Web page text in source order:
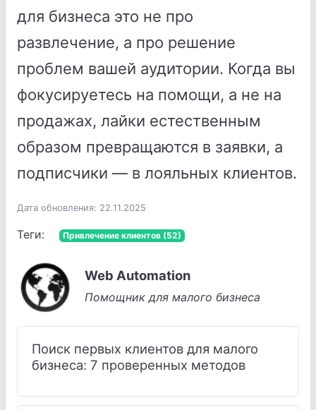
для бизнеса это не про
развлечение, а про решение
проблем вашей аудитории. Когда вы
фокусируетесь на помощи, а не на
продажах, лайки естественным
образом превращаются в заявки, а
подписчики — в лояльных клиентов.
Дата обновления: 22.11.2025
Теги: Привлечение клиентов (52)
Web Automation
Помощник для малого бизнеса
Поиск первых клиентов для малого
бизнеса: 7 проверенных методов